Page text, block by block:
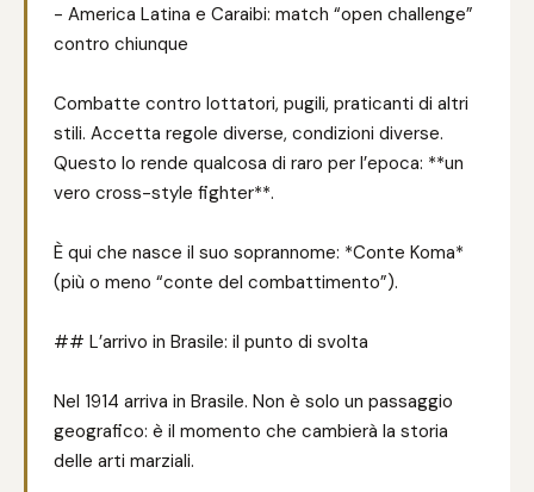
- America Latina e Caraibi: match “open challenge”
contro chiunque
Combatte contro lottatori, pugili, praticanti di altri
stili. Accetta regole diverse, condizioni diverse.
Questo lo rende qualcosa di raro per l’epoca: **un
vero cross-style fighter**.
È qui che nasce il suo soprannome: *Conte Koma*
(più o meno “conte del combattimento”).
## L’arrivo in Brasile: il punto di svolta
Nel 1914 arriva in Brasile. Non è solo un passaggio
geografico: è il momento che cambierà la storia
delle arti marziali.